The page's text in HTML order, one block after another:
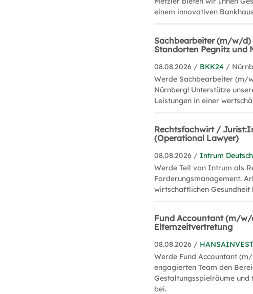
einem innovativen
Sachbearbeiter (m/w/d)
Standorten Pegnitz und
08.08.2026 / BKK24 /
Werde Sachbearbeiter (m/
Nürnberg! Unterstütze
Leistungen in einer
Rechtsfachwirt /
(Operational Lawyer)
08.08.2026 / Intrum
Werde Teil von Intrum als
Forderungsmanagement.
wirtschaftlichen Gesundheit
Fund Accountant (m/w/
Elternzeitvertretung
08.08.2026 /
Werde Fund Accountant
engagierten Team den
Gestaltungsspielräume
bei.